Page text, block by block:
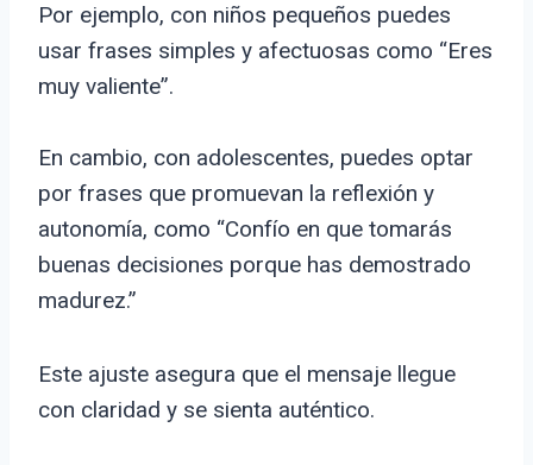
Por ejemplo, con niños pequeños puedes
usar frases simples y afectuosas como “Eres
muy valiente”.
En cambio, con adolescentes, puedes optar
por frases que promuevan la reflexión y
autonomía, como “Confío en que tomarás
buenas decisiones porque has demostrado
madurez.”
Este ajuste asegura que el mensaje llegue
con claridad y se sienta auténtico.